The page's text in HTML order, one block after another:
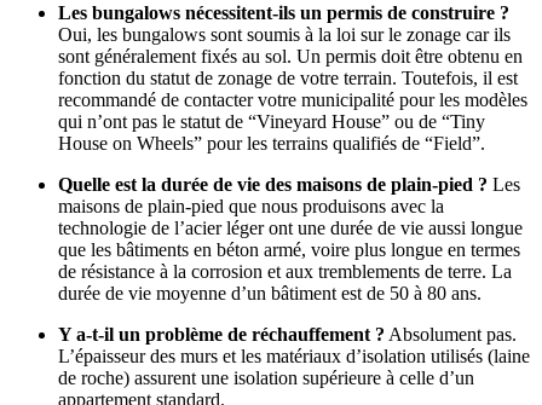
Les bungalows nécessitent-ils un permis de construire ?
Oui, les bungalows sont soumis à la loi sur le zonage car ils
sont généralement fixés au sol. Un permis doit être obtenu en
fonction du statut de zonage de votre terrain. Toutefois, il est
recommandé de contacter votre municipalité pour les modèles
qui n’ont pas le statut de “Vineyard House” ou de “Tiny
House on Wheels” pour les terrains qualifiés de “Field”.
Quelle est la durée de vie des maisons de plain-pied ? Les
maisons de plain-pied que nous produisons avec la
technologie de l’acier léger ont une durée de vie aussi longue
que les bâtiments en béton armé, voire plus longue en termes
de résistance à la corrosion et aux tremblements de terre. La
durée de vie moyenne d’un bâtiment est de 50 à 80 ans.
Y a-t-il un problème de réchauffement ? Absolument pas.
L’épaisseur des murs et les matériaux d’isolation utilisés (laine
de roche) assurent une isolation supérieure à celle d’un
appartement standard.